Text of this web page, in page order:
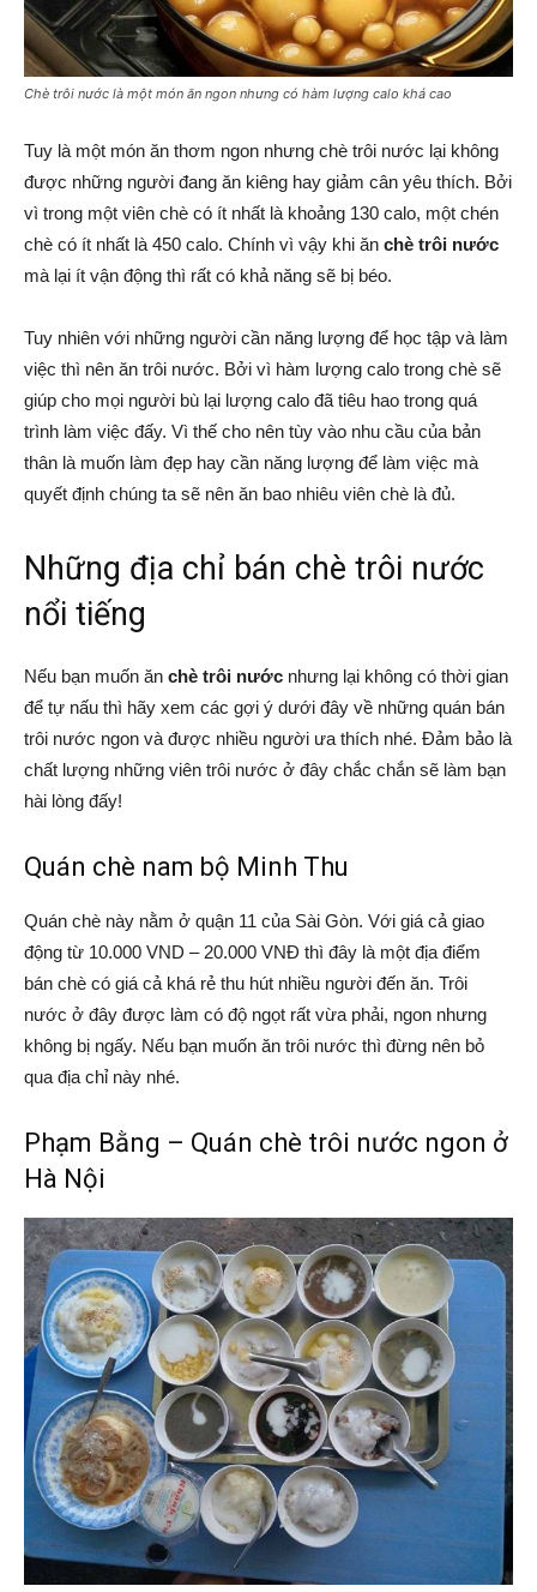
Chè trôi nước là một món ăn ngon nhưng có hàm lượng calo khá cao
Tuy là một món ăn thơm ngon nhưng chè trôi nước lại không
được những người đang ăn kiêng hay giảm cân yêu thích. Bởi
vì trong một viên chè có ít nhất là khoảng 130 calo, một chén
chè có ít nhất là 450 calo. Chính vì vậy khi ăn chè trôi nước
mà lại ít vận động thì rất có khả năng sẽ bị béo.
Tuy nhiên với những người cần năng lượng để học tập và làm
việc thì nên ăn trôi nước. Bởi vì hàm lượng calo trong chè sẽ
giúp cho mọi người bù lại lượng calo đã tiêu hao trong quá
trình làm việc đấy. Vì thế cho nên tùy vào nhu cầu của bản
thân là muốn làm đẹp hay cần năng lượng để làm việc mà
quyết định chúng ta sẽ nên ăn bao nhiêu viên chè là đủ.
Những địa chỉ bán chè trôi nước
nổi tiếng
Nếu bạn muốn ăn chè trôi nước nhưng lại không có thời gian
để tự nấu thì hãy xem các gợi ý dưới đây về những quán bán
trôi nước ngon và được nhiều người ưa thích nhé. Đảm bảo là
chất lượng những viên trôi nước ở đây chắc chắn sẽ làm bạn
hài lòng đấy!
Quán chè nam bộ Minh Thu
Quán chè này nằm ở quận 11 của Sài Gòn. Với giá cả giao
động từ 10.000 VND – 20.000 VNĐ thì đây là một địa điểm
bán chè có giá cả khá rẻ thu hút nhiều người đến ăn. Trôi
nước ở đây được làm có độ ngọt rất vừa phải, ngon nhưng
không bị ngấy. Nếu bạn muốn ăn trôi nước thì đừng nên bỏ
qua địa chỉ này nhé.
Phạm Bằng – Quán chè trôi nước ngon ở
Hà Nội